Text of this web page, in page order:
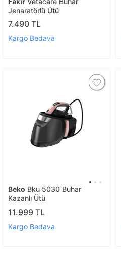
Jenaratörlü Ütü
7.490 TL
Kargo Bedava
Beko Bku 5030 Buhar
Kazanlı Ütü
11.999 TL
Kargo Bedava